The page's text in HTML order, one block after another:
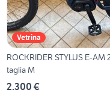
Vetrina
ROCKRIDER STYLUS E-AM 27,5
taglia M
2.300 €